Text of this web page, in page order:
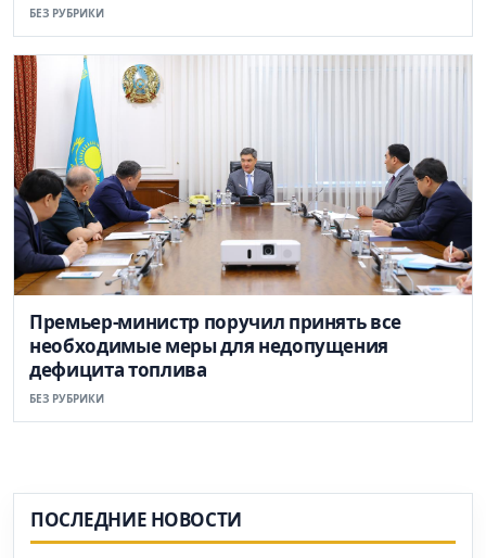
БЕЗ РУБРИКИ
Премьер-министр поручил принять все
необходимые меры для недопущения
дефицита топлива
БЕЗ РУБРИКИ
ПОСЛЕДНИЕ НОВОСТИ